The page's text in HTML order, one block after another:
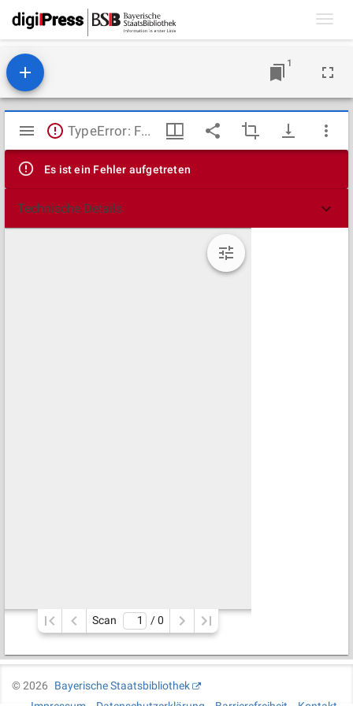
1
Mirador
Viewer
TypeError: Failed to fetch
Es ist ein Fehler aufgetreten
Technische Details
Scan / 0
©2026
Bayerische Staatsbibliothek